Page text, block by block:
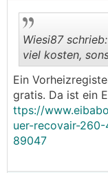
Wiesi87
viel kosten,
Ein
gratis. Da ist ein
ttps://
uer-recovair-
89047